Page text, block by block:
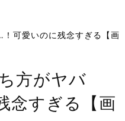
可愛いのに残念すぎる【画
方がヤバ
念すぎる【画